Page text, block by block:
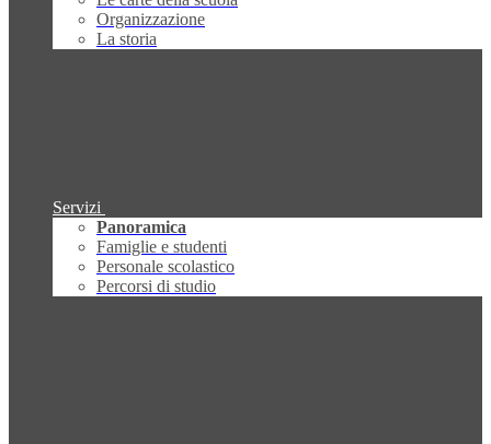
Organizzazione
La storia
Servizi
Panoramica
Famiglie e studenti
Personale scolastico
Percorsi di studio